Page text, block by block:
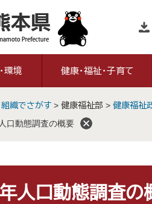
環境 健康・福祉・子育て
組織でさがす > 健康福祉部 > 健康福祉
口動態調査の概要
人口動態調査の